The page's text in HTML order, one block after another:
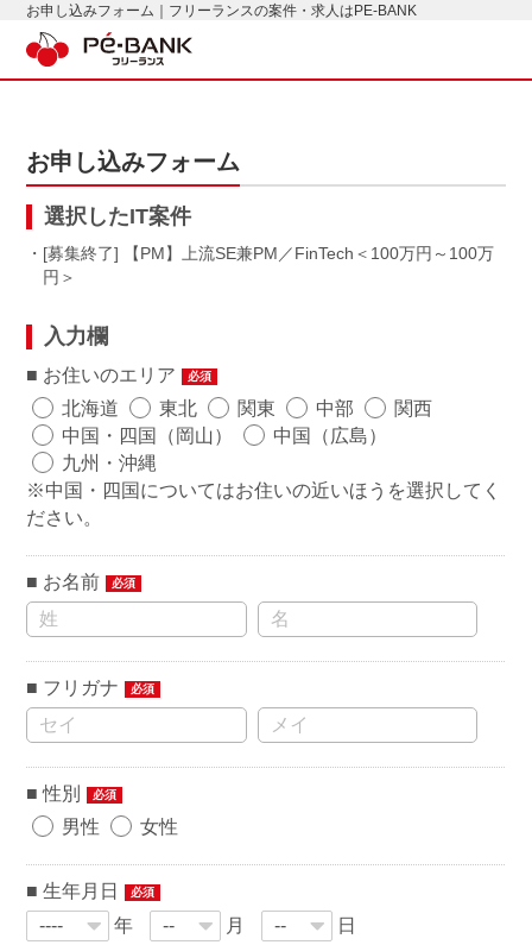
お申し込みフォーム｜フリーランスの案件・求人はPE-BANK
お申し込みフォーム
選択したIT案件
・[募集終了] 【PM】上流SE兼PM／FinTech
100万円～100万
円
入力欄
お住いのエリア 必須
北海道 東北 関東 中部
関西
中国・四国（岡山）
中国（広島）
九州・沖縄
※中国・四国についてはお住いの近いほうを選択してく
ださい。
お名前 必須
フリガナ 必須
性別 必須
男性 女性
生年月日 必須
年 月 日